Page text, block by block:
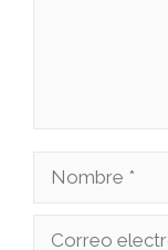
Nombre
Correo